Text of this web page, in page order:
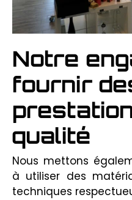
Notre
fournir
qualité
Nous mettons
à utiliser des
techniques